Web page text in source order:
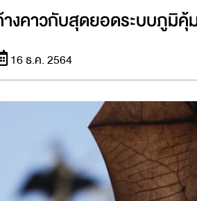
งคาวกับสุดยอดระบบภูมิคุ้
16 ธ.ค. 2564